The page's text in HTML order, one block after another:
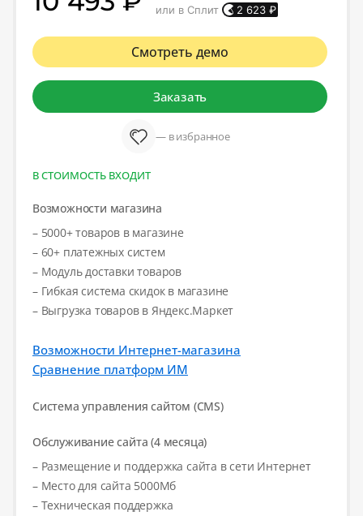
или в Сплит
2 623₽
Смотреть демо
Заказать
— в избранное
В СТОИМОСТЬ ВХОДИТ
Возможности магазина
– 5000+ товаров в магазине
– 60+ платежных систем
– Модуль доставки товаров
– Гибкая система скидок в магазине
– Выгрузка товаров в Яндекс.Маркет
Возможности Интернет-магазина
Сравнение платформ ИМ
Система управления сайтом (CMS)
Обслуживание сайта (4 месяца)
– Размещение и поддержка сайта в сети Интернет
– Место для сайта 5000Мб
– Техническая поддержка